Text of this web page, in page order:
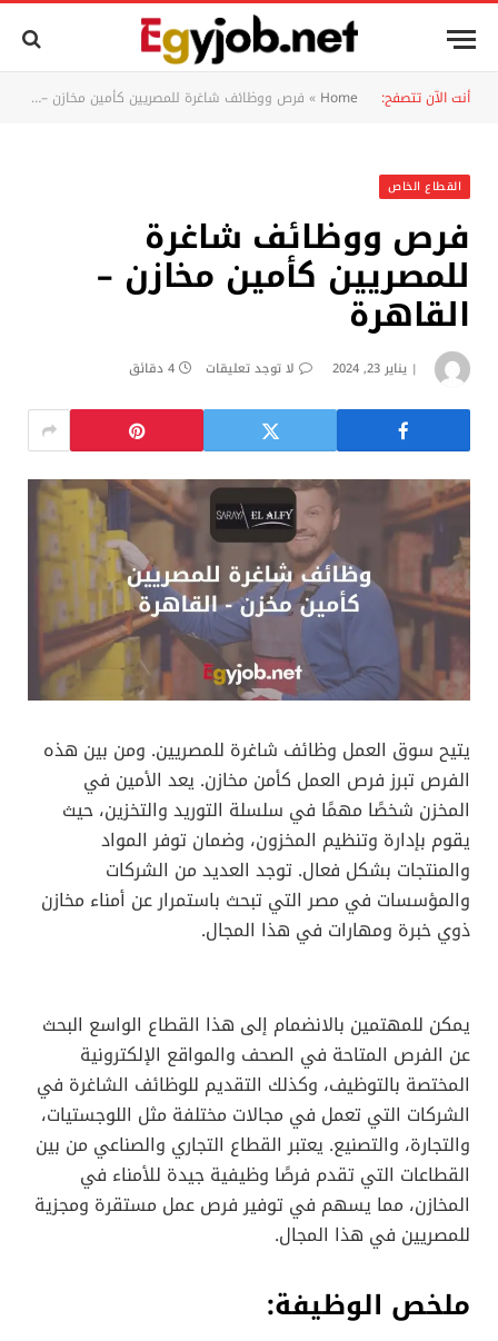
أنت الآن تتصفح: Home
» فرص ووظائف شاغرة للمصريين كأمين مخازن – القاهرة
القطاع الخاص
فرص ووظائف شاغرة
للمصريين كأمين مخازن –
القاهرة
يناير 23, 2024 لا توجد تعليقات 4 دقائق
يتيح سوق العمل وظائف شاغرة للمصريين. ومن بين هذه
الفرص تبرز فرص العمل كأمن مخازن. يعد الأمين في
المخزن شخصًا مهمًا في سلسلة التوريد والتخزين، حيث
يقوم بإدارة وتنظيم المخزون، وضمان توفر المواد
والمنتجات بشكل فعال. توجد العديد من الشركات
والمؤسسات في مصر التي تبحث باستمرار عن أمناء مخازن
ذوي خبرة ومهارات في هذا المجال.
يمكن للمهتمين بالانضمام إلى هذا القطاع الواسع البحث
عن الفرص المتاحة في الصحف والمواقع الإلكترونية
المختصة بالتوظيف، وكذلك التقديم للوظائف الشاغرة في
الشركات التي تعمل في مجالات مختلفة مثل اللوجستيات،
والتجارة، والتصنيع. يعتبر القطاع التجاري والصناعي من بين
القطاعات التي تقدم فرصًا وظيفية جيدة للأمناء في
المخازن، مما يسهم في توفير فرص عمل مستقرة ومجزية
للمصريين في هذا المجال.
ملخص الوظيفة: